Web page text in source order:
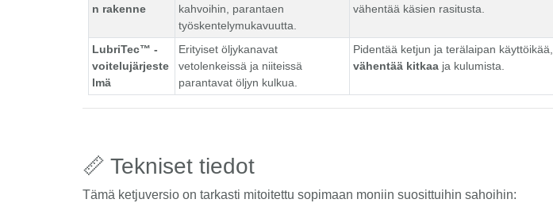
n rakenne
kahvoihin, parantaen
työskentelymukavuutta.
vähentää käsien rasitusta.
LubriTec™ -
voitelujärjeste
lmä
Erityiset öljykanavat
vetolenkeissä ja niiteissä
parantavat öljyn kulkua.
Pidentää ketjun ja terälaipan käyttöikää,
vähentää kitkaa ja kulumista.
📏 Tekniset tiedot
Tämä ketjuversio on tarkasti mitoitettu sopimaan moniin suosittuihin sahoihin: